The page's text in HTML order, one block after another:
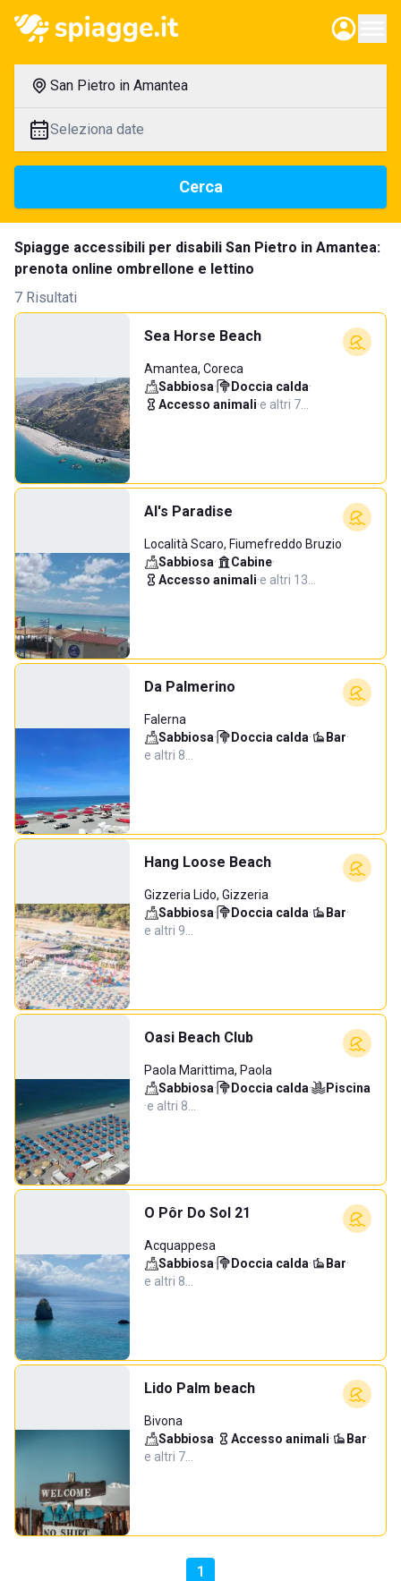
San Pietro in Amantea
Seleziona date
Cerca
Spiagge accessibili per disabili San Pietro in Amantea:
prenota online ombrellone e lettino
7 Risultati
Sea Horse Beach
Amantea, Coreca
Sabbiosa· Doccia calda·
Accesso animali·e altri 7…
Al's Paradise
Località Scaro, Fiumefreddo Bruzio
Sabbiosa· Cabine·
Accesso animali·e altri 13…
Da Palmerino
Falerna
Sabbiosa· Doccia calda· Bar·
e altri 8…
Hang Loose Beach
Gizzeria Lido, Gizzeria
Sabbiosa· Doccia calda· Bar·
e altri 9…
Oasi Beach Club
Paola Marittima, Paola
Sabbiosa· Doccia calda·
Piscina
·e altri 8…
O Pôr Do Sol 21
Acquappesa
Sabbiosa· Doccia calda· Bar·
e altri 8…
Lido Palm beach
Bivona
Sabbiosa· Accesso animali· Bar·
e altri 7…
1